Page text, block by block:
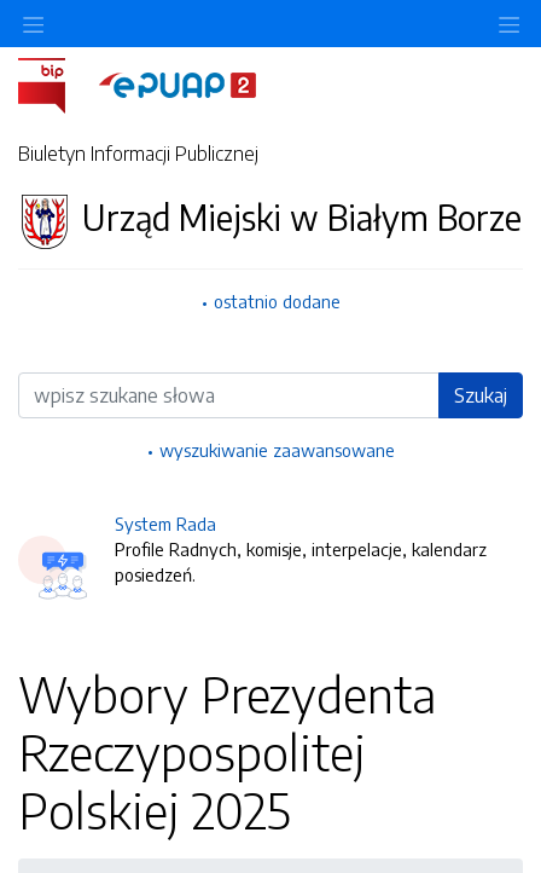
Biuletyn Informacji Publicznej
Urząd Miejski w Białym Borze
ostatnio dodane
Wyszukiwarka Szukaj
wyszukiwanie zaawansowane
System Rada
Profile Radnych, komisje, interpelacje, kalendarz
posiedzeń.
Wybory Prezydenta
Rzeczypospolitej
Polskiej 2025